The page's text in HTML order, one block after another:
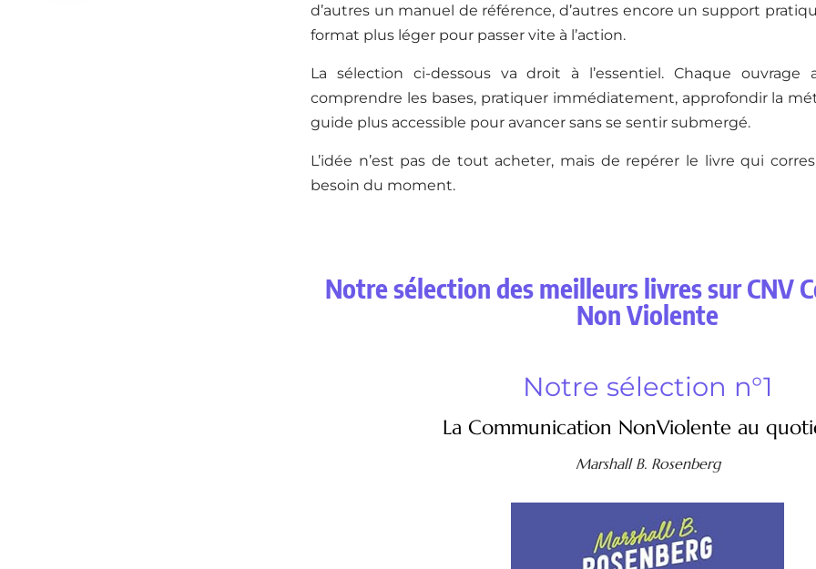
d’autres un manuel de référence, d’autres encore un support
format plus léger pour passer vite à l’action.
La sélection ci-dessous va droit à l’essentiel. Chaque
comprendre les bases, pratiquer immédiatement, approfondir la
guide plus accessible pour avancer sans se sentir submergé.
L’idée n’est pas de tout acheter, mais de repérer le livre qui
besoin du moment.
Notre sélection des meilleurs livres sur CNV
Non Violente
Notre sélection n°1
La Communication NonViolente au
Marshall B. Rosenberg